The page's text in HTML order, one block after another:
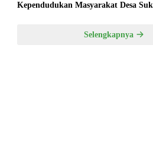
Kependudukan Masyarakat Desa
Selengkapnya